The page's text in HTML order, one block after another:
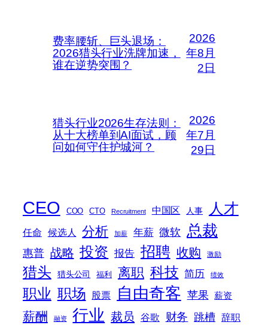
费率腰斩、巨头退场：
2026猎头行业洗牌加速，
谁在逆势突围？
2026
年8月
2日
猎头行业2026生存法则：
从十大榜单到AI面试，顾
问如何守住护城河？
2026
年7月
29日
CEO COO CTO Recruitment 中国区 人事 人才
任命 候选人 分析 加薪 年薪 微软 总裁
惠普 战略 投资 报告 招聘 收购 激励
猎头 猎头公司 福利 离职 科技 简历 绩效
职业 职场 股票 自由奇客 苹果 薪资
薪酬 融资 行业 裁员 谷歌 财务 跳槽 辞职